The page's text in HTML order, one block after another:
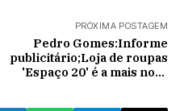
PRÓXIMA POSTAGEM
Pedro Gomes:Informe
publicitário;Loja de roupas
'Espaço 20' é a mais nova